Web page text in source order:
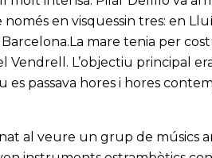
en visquessin tres: en
mare tenia per
Vendrell. L’objectiu principal
es passava hores i hores
al veure un grup de músics